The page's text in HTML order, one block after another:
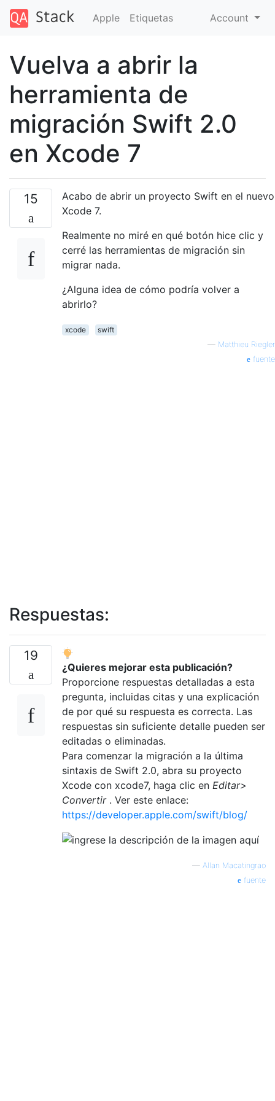
Apple Etiquetas Account
Vuelva a abrir la
herramienta de
migración Swift 2.0
en Xcode 7
15
Acabo de abrir un proyecto Swift en el nuevo
Xcode 7.
Realmente no miré en qué botón hice clic y
cerré las herramientas de migración sin
migrar nada.
¿Alguna idea de cómo podría volver a
abrirlo?
xcode
swift
— Matthieu Riegler
fuente
Respuestas:
19
¿Quieres mejorar esta publicación?
Proporcione respuestas detalladas a esta
pregunta, incluidas citas y una explicación
de por qué su respuesta es correcta. Las
respuestas sin suficiente detalle pueden ser
editadas o eliminadas.
Para comenzar la migración a la última
sintaxis de Swift 2.0, abra su proyecto
Xcode con xcode7, haga clic en Editar>
Convertir. Ver este enlace:
https://developer.apple.com/swift/blog/
— Allan Macatingrao
fuente